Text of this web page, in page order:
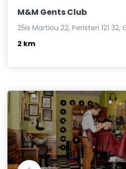
M&M Gents Club
25is Martiou 22, Peristeri 121 32,
2 km